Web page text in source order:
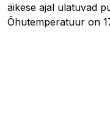
äikese ajal ulatuvad
Õhutemperatuur on